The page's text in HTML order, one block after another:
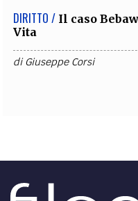
DIRITTO / Il caso
Vita
diGiuseppe Corsi